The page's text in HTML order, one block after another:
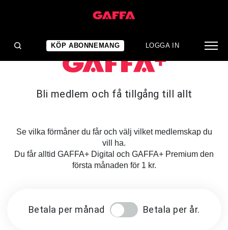
KÖP ABONNEMANG LOGGA IN
Bli medlem och få tillgång till allt
Se vilka förmåner du får och välj vilket medlemskap du
vill ha.
Du får alltid GAFFA+ Digital och GAFFA+ Premium den
första månaden för 1 kr.
Betala per månad Betala per år.